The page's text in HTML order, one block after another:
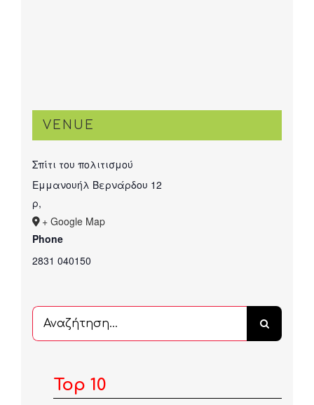
VENUE
Σπίτι του πολιτισμού
Εμμανουήλ Βερνάρδου 12
ρ,
+ Google Map
Phone
2831 040150
Αναζήτηση
...
Top 10